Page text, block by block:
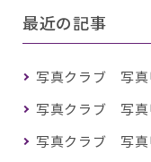
最近の記事
写真クラブ 写真
写真クラブ 写真
写真クラブ 写真